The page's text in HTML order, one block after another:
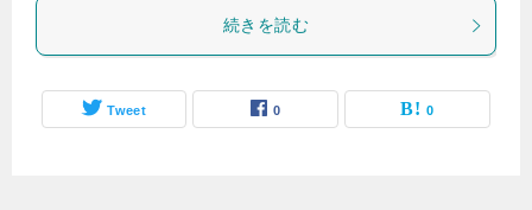
続きを読む
Tweet 0 0